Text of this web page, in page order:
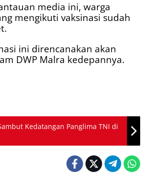
media ini, warga
mengikuti vaksinasi sudah
ini direncanakan akan
DWP Malra kedepannya.
Kedatangan Panglima TNI di